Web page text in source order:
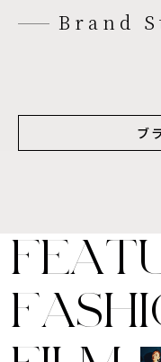
Brand
ブ
FEAT
FASHI